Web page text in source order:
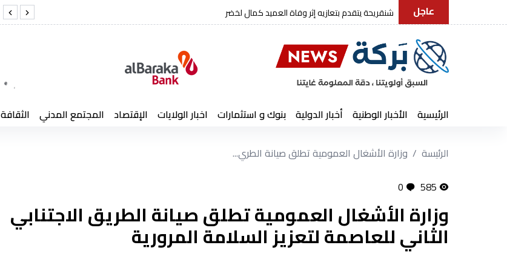
عاجل رئيس الجمهورية يعزي في وفاة العميد كمال لخضر
الرئيسية الأخبار الوطنية أخبار الدولية بنوك و استثمارات اخبار الولايات الإقتصاد المجتمع المدني الثقافة
الرئيسة
وزارة الأشغال العمومية تطلق صيانة الطري...
585
0
وزارة الأشغال العمومية تطلق صيانة الطريق الاجتنابي
الثاني للعاصمة لتعزيز السلامة المرورية